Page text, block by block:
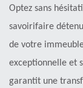
Optez sans
savoirifaire
de votre
exceptionnelle et
garantit une